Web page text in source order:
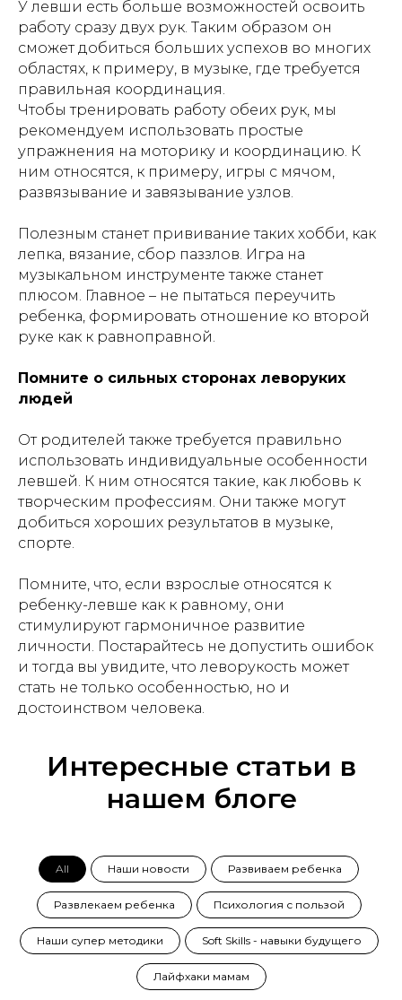
У левши есть больше возможностей освоить
работу сразу двух рук. Таким образом он
сможет добиться больших успехов во многих
областях, к примеру, в музыке, где требуется
правильная координация.
Чтобы тренировать работу обеих рук, мы
рекомендуем использовать простые
упражнения на моторику и координацию. К
ним относятся, к примеру, игры с мячом,
развязывание и завязывание узлов.
Полезным станет прививание таких хобби, как
лепка, вязание, сбор паззлов. Игра на
музыкальном инструменте также станет
плюсом. Главное – не пытаться переучить
ребенка, формировать отношение ко второй
руке как к равноправной.
Помните о сильных сторонах леворуких
людей
От родителей также требуется правильно
использовать индивидуальные особенности
левшей. К ним относятся такие, как любовь к
творческим профессиям. Они также могут
добиться хороших результатов в музыке,
спорте.
Помните, что, если взрослые относятся к
ребенку-левше как к равному, они
стимулируют гармоничное развитие
личности. Постарайтесь не допустить ошибок
и тогда вы увидите, что леворукость может
стать не только особенностью, но и
достоинством человека.
Интересные статьи в
нашем блоге
All Наши новости Развиваем ребенка
Развлекаем ребенка Психология с пользой
Наши супер методики Soft Skills - навыки будущего
Лайфхаки мамам